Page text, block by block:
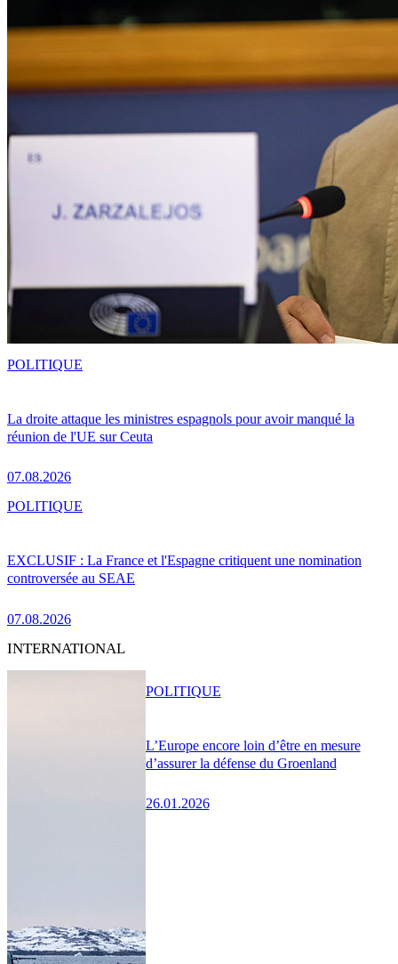
La droite attaque les ministres espagnols pour avoir manqué la
réunion de l'UE sur Ceuta
07.08.2026
POLITIQUE
EXCLUSIF : La France et l'Espagne critiquent une nomination
controversée au SEAE
07.08.2026
POLITIQUE
INTERNATIONAL
L’Europe encore loin d’être en mesure
d’assurer la défense du Groenland
26.01.2026
POLITIQUE